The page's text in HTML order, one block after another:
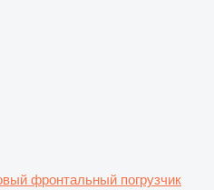
фронтальный погрузчик